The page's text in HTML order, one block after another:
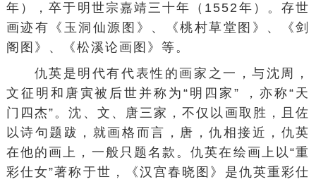
年），卒于 明世宗嘉靖三十年（1552年）。存世
画迹有《 玉洞仙源图 》、《桃村草堂图 》、《剑
阁图 》、《松溪论画图 》等。
仇英是明代有代表性 的画家之一，与沈周
，
文征明 和 唐寅被后世并称为“ 明四家 ” ，亦称“天
门四杰”。沈、文、唐三家，不仅以画取胜，且佐
以诗句题跋，就画格 而言，唐，仇相接近，仇英
在他的画上，一般只题名款。仇英在绘画上以“重
彩仕女”著称于世，《汉宫春晓图 》是仇英重彩仕